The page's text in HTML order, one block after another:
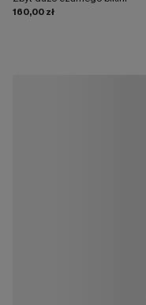
160,00 zł